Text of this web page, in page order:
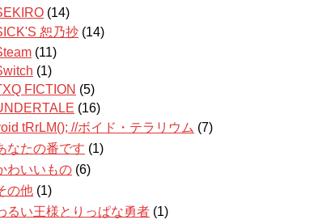
(14)
恕乃抄 (14)
(11)
(1)
FICTION (5)
(16)
tRrLM(); //ボイド・テラリウム (7)
なたの番です (1)
わいいもの (6)
の他 (1)
るい王様とりっぱな勇者 (1)